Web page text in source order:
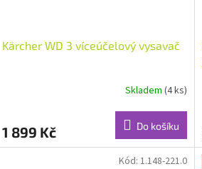
Kärcher WD 3 víceúčelový vysavač
je
5,0
Skladem (4 ks)
1 899 Kč Do košíku
Kód: 1.148-221.0